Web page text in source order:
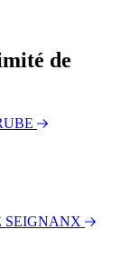
de
SEIGNANX